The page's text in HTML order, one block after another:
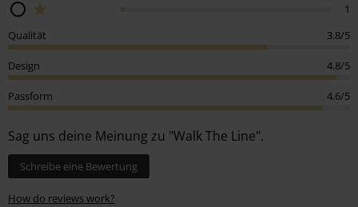
1
Qualität
3.8/5
Design 4.8/5
Passform 4.6/5
Sag uns deine Meinung zu "Walk The Line".
Schreibe eine Bewertung
How do reviews work?